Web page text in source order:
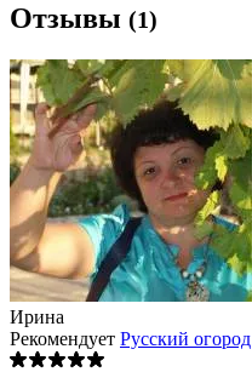
Отзывы (1)
Ирина
Рекомендует Русский огород